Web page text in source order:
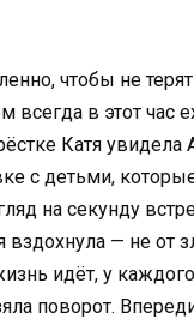
чтобы не
всегда в этот час
Катя увидела
с детьми,
на секунду
вздохнула — не от
идёт, у
поворот.